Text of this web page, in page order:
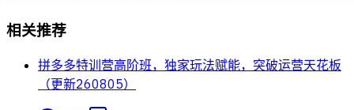
相关推荐
拼多多特训营高阶班，独家玩法赋能，突破运营天花板
（更新260805）